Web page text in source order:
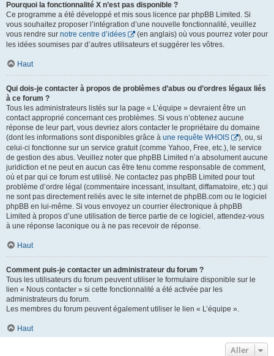
Pourquoi la fonctionnalité X n’est pas disponible ?
Ce programme a été développé et mis sous licence par phpBB Limited. Si
vous souhaitez proposer l’intégration d’une nouvelle fonctionnalité, veuillez
vous rendre sur notre centre d’idées
(en anglais) où vous pourrez voter pour
les idées soumises par d’autres utilisateurs et suggérer les vôtres.
Haut
Qui dois-je contacter à propos de problèmes d’abus ou d’ordres légaux liés
à ce forum ?
Tous les administrateurs listés sur la page « L’équipe » devraient être un
contact approprié concernant ces problèmes. Si vous n’obtenez aucune
réponse de leur part, vous devriez alors contacter le propriétaire du domaine
(dont les informations sont disponibles grâce à une requête WHOIS
), ou, si
celui-ci fonctionne sur un service gratuit (comme Yahoo, Free, etc.), le service
de gestion des abus. Veuillez noter que phpBB Limited n’a absolument aucune
juridiction et ne peut en aucun cas être tenu comme responsable de comment,
où et par qui ce forum est utilisé. Ne contactez pas phpBB Limited pour tout
problème d’ordre légal (commentaire incessant, insultant, diffamatoire, etc.) qui
ne sont pas directement reliés avec le site internet de phpBB.com ou le logiciel
phpBB en lui-même. Si vous envoyez un courrier électronique à phpBB
Limited à propos d’une utilisation de tierce partie de ce logiciel, attendez-vous
à une réponse laconique ou à ne pas recevoir de réponse.
Haut
Comment puis-je contacter un administrateur du forum ?
Tous les utilisateurs du forum peuvent utiliser le formulaire disponible sur le
lien « Nous contacter » si cette fonctionnalité a été activée par les
administrateurs du forum.
Les membres du forum peuvent également utiliser le lien « L’équipe ».
Haut
Aller